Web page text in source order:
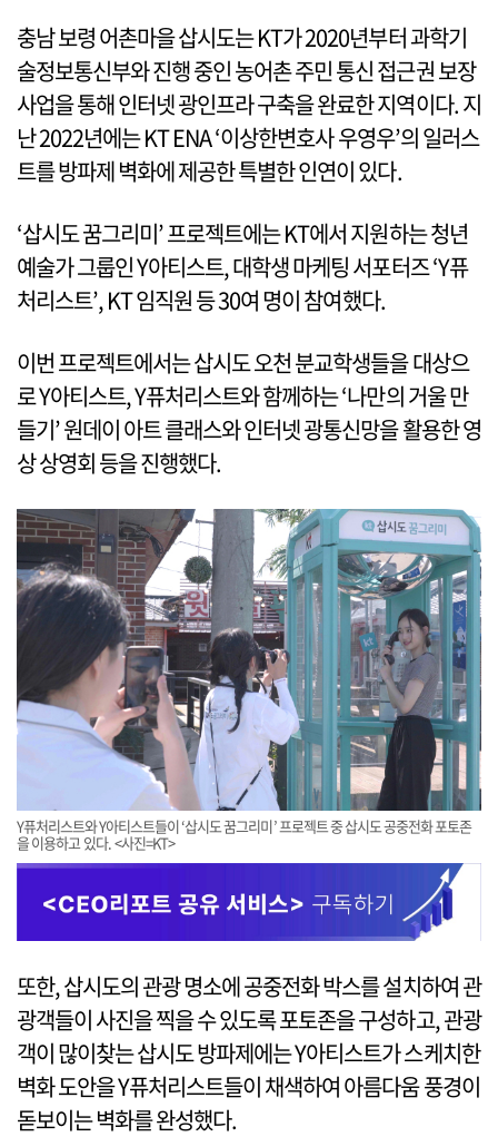
충남 보령 어촌마을 삽시도는 KT가 2020년부터 과학기
술정보통신부와 진행 중인 농어촌 주민 통신 접근권 보장
사업을 통해 인터넷 광인프라 구축을 완료한 지역이다. 지
난 2022년에는 KT ENA ‘이상한변호사 우영우’의 일러스
트를 방파제 벽화에 제공한 특별한 인연이 있다.
‘삽시도 꿈그리미’ 프로젝트에는 KT에서 지원하는 청년
예술가 그룹인 Y아티스트, 대학생 마케팅 서포터즈 ‘Y퓨
처리스트’, KT 임직원 등 30여 명이 참여했다.
이번 프로젝트에서는 삽시도 오천 분교학생들을 대상으
로 Y아티스트, Y퓨처리스트와 함께하는 ‘나만의 거울 만
들기’ 원데이 아트 클래스와 인터넷 광통신망을 활용한 영
상 상영회 등을 진행했다.
Y퓨처리스트와 Y아티스트들이 ‘삽시도 꿈그리미’ 프로젝트 중 삽시도 공중전화 포토존
을 이용하고 있다. <사진=KT>
또한, 삽시도의 관광 명소에 공중전화 박스를 설치하여 관
광객들이 사진을 찍을 수 있도록 포토존을 구성하고, 관광
객이 많이찾는 삽시도 방파제에는 Y아티스트가 스케치한
벽화 도안을 Y퓨처리스트들이 채색하여 아름다움 풍경이
돋보이는 벽화를 완성했다.